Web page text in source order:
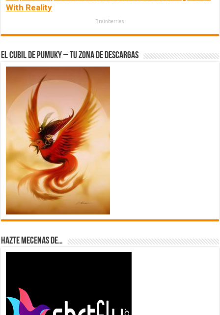
With Reality
Brainberries
El Cubil de Pumuky – Tu zona de Descargas
Hazte Mecenas de…